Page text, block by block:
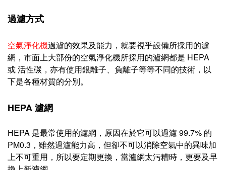
過濾方式
空氣淨化機過瀘的效果及能力，就要視乎設備所採用的瀘
網， 市面上大部份的空氣淨化機所採用的瀘網都是 HEPA
或活性碳 ，亦有使用銀離子、負離子等等不同的技術，以
下是各種材質的分別。
HEPA 濾網
HEPA 是最常使用的濾網，原因在於它可以過濾 99.7% 的
PM0.3，雖然過瀘能力高，但卻不可以消除空氣中的異味加
上不可重用，所以要定期更換，當瀘網太污糟時，更要及早